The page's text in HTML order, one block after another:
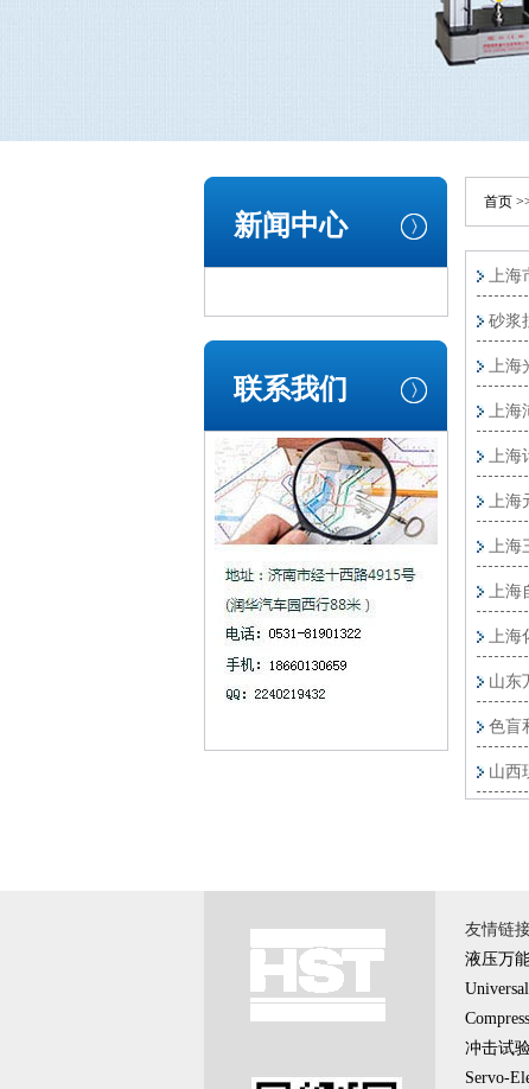
新闻中心
联系我们
首页
上
砂浆
上
上
上
上
上
上
上
山东
色盲
山西
友情链
液压万
冲击试
Servo-